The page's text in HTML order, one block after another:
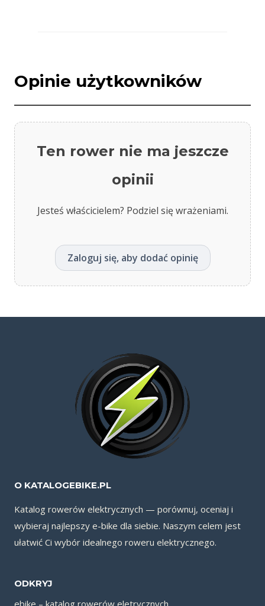
Opinie użytkowników
Ten rower nie ma jeszcze
opinii
Jesteś właścicielem? Podziel się wrażeniami.
Zaloguj się, aby dodać opinię
O KATALOGEBIKE.PL
Katalog rowerów elektrycznych — porównuj, oceniaj i
wybieraj najlepszy e-bike dla siebie. Naszym celem jest
ułatwić Ci wybór idealnego roweru elektrycznego.
ODKRYJ
ebike – katalog rowerów eletrycznych